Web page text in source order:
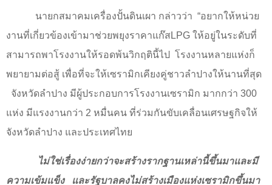
นายกสมาคมเครื่องปั้นดินเผา กล่าวว่า “อยากให้หน่วย
งานที่เกี่ยวข้องเข้ามาช่วยพยุงราคาแก๊สLPG ให้อยู่ในระดับที่
สามารถพาโรงงานให้รอดพ้นวิกฤตินี้ไป
โรงงานหลายแห่งก็
พยายามต่อสู้ เพื่อที่จะให้เซรามิกเคียงคู่ชาวลำปางให้นานที่สุด
จังหวัดลำปาง มีผู้ประกอบการโรงงานเซรามิก มากกว่า 300
แห่ง มีแรงงานกว่า 2 หมื่นคน ที่ร่วมกันขับเคลื่อนเศรษฐกิจให้
จังหวัดลำปาง และประเทศไทย
ไม่ใช่เรื่องง่ายกว่าจะสร้างรากฐานเหล่านี้ขึ้นมาและมี
ความเข้มแข็ง
และรัฐบาลคงไม่สร้างเมืองแห่งเซรามิกขึ้นมา